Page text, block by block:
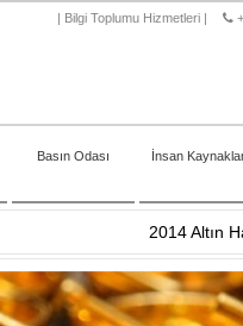
| Bilgi Toplumu Hizmetleri |
Basın Odası İnsan
2014 Altın